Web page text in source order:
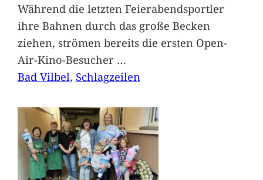
Während die letzten Feierabendsportler
ihre Bahnen durch das große Becken
ziehen, strömen bereits die ersten Open-
Air-Kino-Besucher …
Bad Vilbel, Schlagzeilen